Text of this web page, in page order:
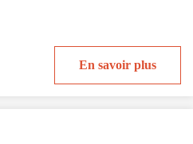
En savoir plus